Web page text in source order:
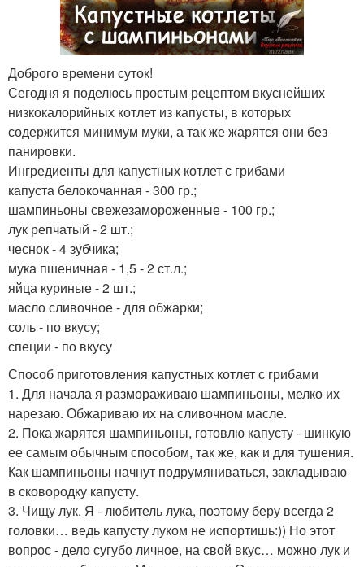
Доброго времени суток!
Сегодня я поделюсь простым рецептом вкуснейших
низкокалорийных котлет из капусты, в которых
содержится минимум муки, а так же жарятся они без
панировки.
Ингредиенты для капустных котлет с грибами
капуста белокочанная - 300 гр.;
шампиньоны свежезамороженные - 100 гр.;
лук репчатый - 2 шт.;
чеснок - 4 зубчика;
мука пшеничная - 1,5 - 2 ст.л.;
яйца куриные - 2 шт.;
масло сливочное - для обжарки;
соль - по вкусу;
специи - по вкусу
Способ приготовления капустных котлет с грибами
1. Для начала я размораживаю шампиньоны, мелко их
нарезаю. Обжариваю их на сливочном масле.
2. Пока жарятся шампиньоны, готовлю капусту - шинкую
ее самым обычным способом, так же, как и для тушения.
Как шампиньоны начнут подрумяниваться, закладываю
в сковородку капусту.
3. Чищу лук. Я - любитель лука, поэтому беру всегда 2
головки… ведь капусту луком не испортишь:)) Но этот
вопрос - дело сугубо личное, на свой вкус… можно лук и